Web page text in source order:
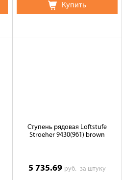
Купить
Ступень рядовая Loftstufe
Stroeher 9430(961) brown
5 735.69 руб. за штуку